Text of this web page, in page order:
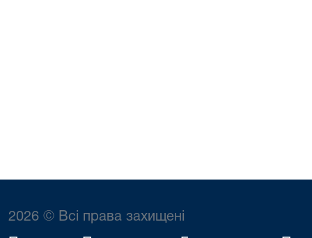
2026 © Всі права захищені